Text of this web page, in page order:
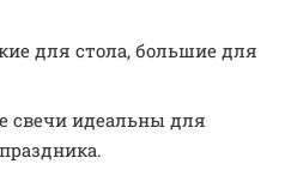
для стола, большие для
свечи идеальны для